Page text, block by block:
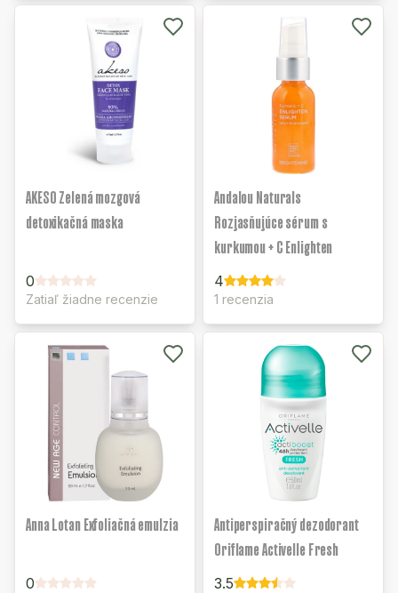
AKESO Zelená mozgová
detoxikačná maska
0
Zatiaľ žiadne recenzie
Andalou Naturals
Rozjasňujúce sérum s
kurkumou + C Enlighten
4
1 recenzia
Anna Lotan Exfoliačná emulzia
0
Antiperspiračný dezodorant
Oriflame Activelle Fresh
3.5